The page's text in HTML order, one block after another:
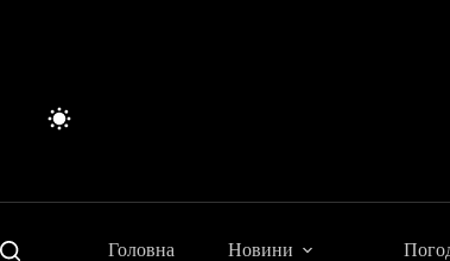
Головна Новини